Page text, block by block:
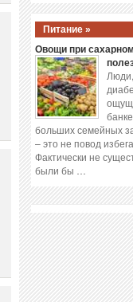
Питание »
Овощи при
больших семейных
– это не повод
Фактически не
были бы …